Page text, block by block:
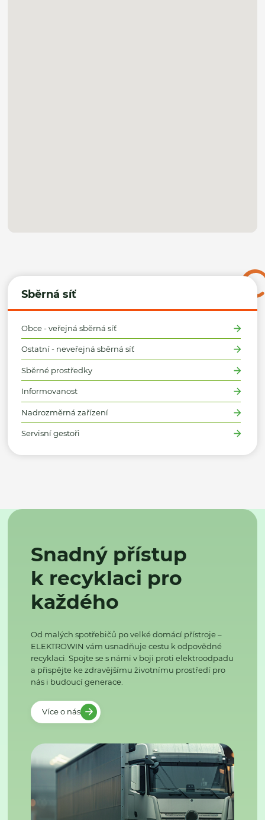
Sběrná síť
Obce - veřejná sběrná síť
Ostatní - neveřejná sběrná síť
Sběrné prostředky
Informovanost
Nadrozměrná zařízení
Servisní gestoři
Snadný přístup
k recyklaci pro
každého
Od malých spotřebičů po velké domácí přístroje –
ELEKTROWIN vám usnadňuje cestu k odpovědné
recyklaci. Spojte se s námi v boji proti elektroodpadu
a přispějte ke zdravějšímu životnímu prostředí pro
nás i budoucí generace.
Více o nás